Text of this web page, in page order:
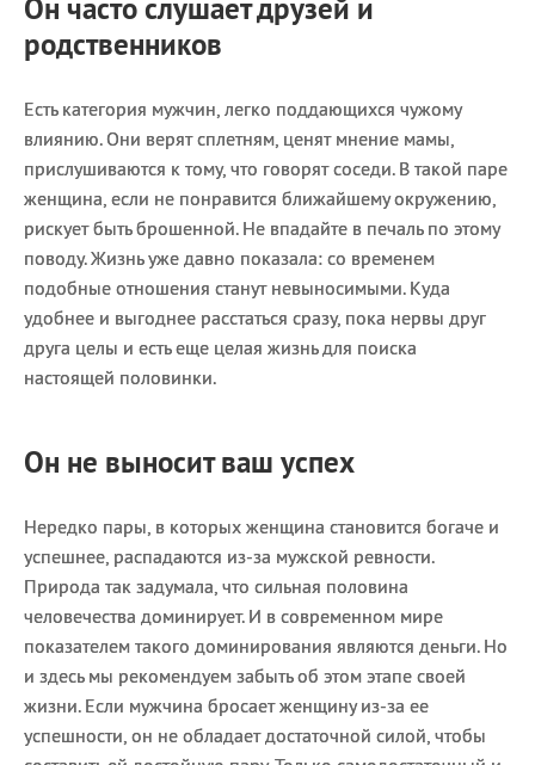
Он часто слушает друзей и
родственников
Есть категория мужчин, легко поддающихся чужому
влиянию. Они верят сплетням, ценят мнение мамы,
прислушиваются к тому, что говорят соседи. В такой паре
женщина, если не понравится ближайшему окружению,
рискует быть брошенной. Не впадайте в печаль по этому
поводу. Жизнь уже давно показала: со временем
подобные отношения станут невыносимыми. Куда
удобнее и выгоднее расстаться сразу, пока нервы друг
друга целы и есть еще целая жизнь для поиска
настоящей половинки.
Он не выносит ваш успех
Нередко пары, в которых женщина становится богаче и
успешнее, распадаются из-за мужской ревности.
Природа так задумала, что сильная половина
человечества доминирует. И в современном мире
показателем такого доминирования являются деньги. Но
и здесь мы рекомендуем забыть об этом этапе своей
жизни. Если мужчина бросает женщину из-за ее
успешности, он не обладает достаточной силой, чтобы